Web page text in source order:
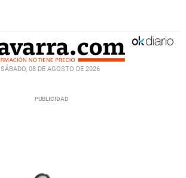
SÁBADO, 08 DE AGOSTO DE 2026